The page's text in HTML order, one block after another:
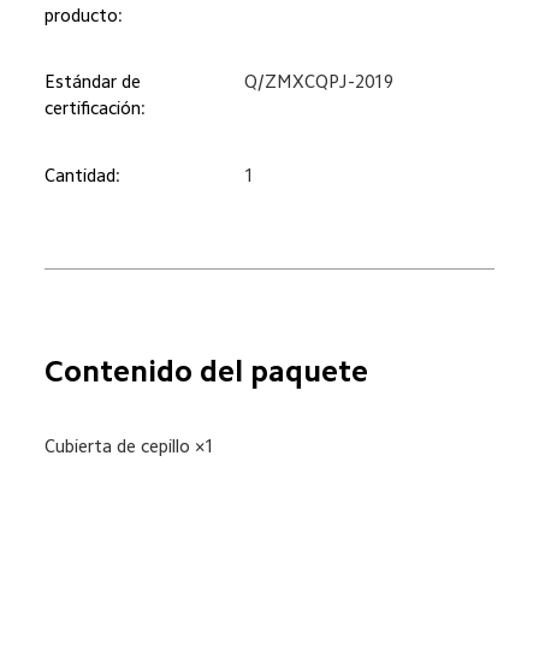
producto:
Estándar de
certificación:
Q/ZMXCQPJ-2019
Cantidad: 1
Contenido del paquete
Cubierta de cepillo ×1